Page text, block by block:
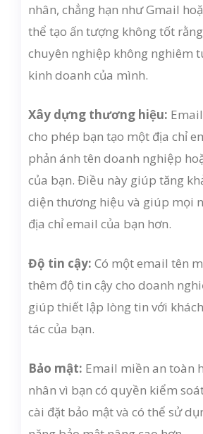
nhân, chẳng hạn như Gmail
thể tạo ấn tượng không tốt
chuyên nghiệp không nghiêm
kinh doanh của mình.
Xây dựng thương hiệu:
cho phép bạn tạo một địa chỉ
phản ánh tên doanh nghiệp
của bạn. Điều này giúp tăng
diện thương hiệu và giúp mọi
địa chỉ email của bạn hơn.
Độ tin cậy: Có một email tên
thêm độ tin cậy cho doanh
giúp thiết lập lòng tin với
tác của bạn.
Bảo mật: Email miền an toàn
nhân vì bạn có quyền kiểm
cài đặt bảo mật và có thể sử